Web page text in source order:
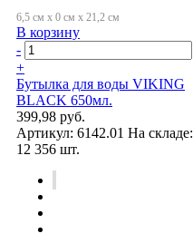
В корзину
-
+
Бутылка для воды VIKING
BLACK 650мл.
399,98 руб.
Артикул: 6142.01 На складе:
12 356 шт.